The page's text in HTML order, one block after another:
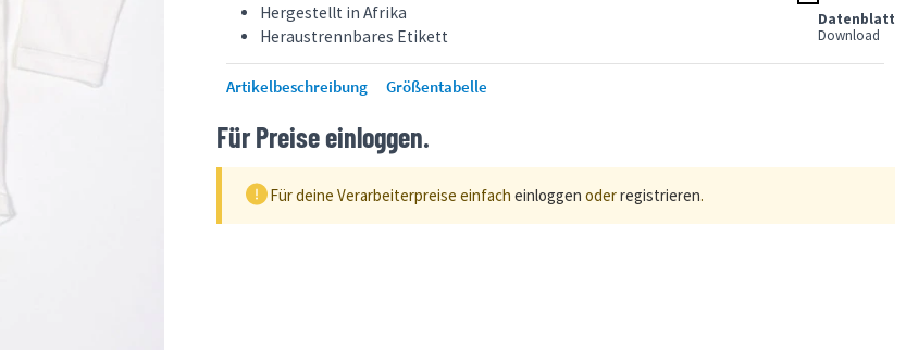
Hergestellt in Afrika
Heraustrennbares Etikett
Datenblatt
Download
Artikelbeschreibung Größentabelle
Für Preise einloggen.
Für deine Verarbeiterpreise einfach einloggen oderregistrieren.